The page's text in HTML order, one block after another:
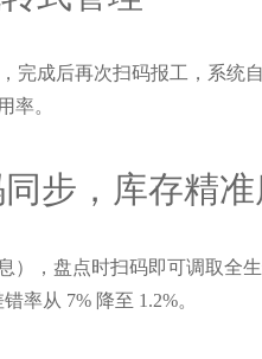
完成后再次扫码报工，系统
率。
步，库存精
，盘点时扫码即可调取全
率从 7% 降至 1.2%。